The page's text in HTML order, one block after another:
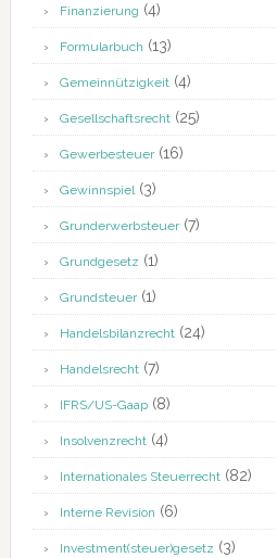
Finanzierung (4)
Formularbuch (13)
Gemeinnützigkeit(4)
Gesellschaftsrecht(25)
Gewerbesteuer(16)
Gewinnspiel(3)
Grunderwerbsteuer(7)
Grundgesetz (1)
Grundsteuer(1)
Handelsbilanzrecht(24)
Handelsrecht(7)
IFRS/US-Gaap(8)
Insolvenzrecht(4)
Internationales Steuerrecht(82)
Interne Revision (6)
Investment(steuer)gesetz (3)